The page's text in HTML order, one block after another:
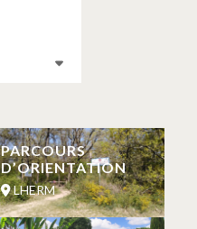
PARCOURS
D’ORIENTATION
LHERM